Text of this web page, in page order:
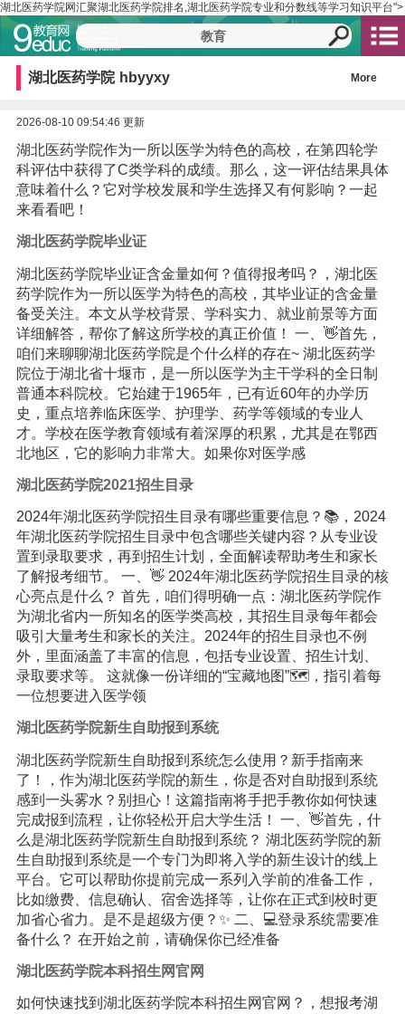
湖北医药学院网汇聚湖北医药学院排名,湖北医药学院专业和分数线等学习知识平台">
湖北医药学院 hbyyxy More
2026-08-10 09:54:46 更新
湖北医药学院作为一所以医学为特色的高校，在第四轮学
科评估中获得了C类学科的成绩。那么，这一评估结果具体
意味着什么？它对学校发展和学生选择又有何影响？一起
来看看吧！
湖北医药学院毕业证
湖北医药学院毕业证含金量如何？值得报考吗？，湖北医
药学院作为一所以医学为特色的高校，其毕业证的含金量
备受关注。本文从学校背景、学科实力、就业前景等方面
详细解答，帮你了解这所学校的真正价值！ 一、👋首先，
咱们来聊聊湖北医药学院是个什么样的存在~ 湖北医药学
院位于湖北省十堰市，是一所以医学为主干学科的全日制
普通本科院校。它始建于1965年，已有近60年的办学历
史，重点培养临床医学、护理学、药学等领域的专业人
才。学校在医学教育领域有着深厚的积累，尤其是在鄂西
北地区，它的影响力非常大。如果你对医学感
湖北医药学院2021招生目录
2024年湖北医药学院招生目录有哪些重要信息？📚，2024
年湖北医药学院招生目录中包含哪些关键内容？从专业设
置到录取要求，再到招生计划，全面解读帮助考生和家长
了解报考细节。 一、👋 2024年湖北医药学院招生目录的核
心亮点是什么？ 首先，咱们得明确一点：湖北医药学院作
为湖北省内一所知名的医学类高校，其招生目录每年都会
吸引大量考生和家长的关注。2024年的招生目录也不例
外，里面涵盖了丰富的信息，包括专业设置、招生计划、
录取要求等。 这就像一份详细的“宝藏地图”🗺️，指引着每
一位想要进入医学领
湖北医药学院新生自助报到系统
湖北医药学院新生自助报到系统怎么使用？新手指南来
了！，作为湖北医药学院的新生，你是否对自助报到系统
感到一头雾水？别担心！这篇指南将手把手教你如何快速
完成报到流程，让你轻松开启大学生活！ 一、👋首先，什
么是湖北医药学院新生自助报到系统？ 湖北医药学院的新
生自助报到系统是一个专门为即将入学的新生设计的线上
平台。它可以帮助你提前完成一系列入学前的准备工作，
比如缴费、信息确认、宿舍选择等，让你在正式到校时更
加省心省力。是不是超级方便？✨ 二、💻登录系统需要准
备什么？ 在开始之前，请确保你已经准备
湖北医药学院本科招生网官网
如何快速找到湖北医药学院本科招生网官网？，想报考湖